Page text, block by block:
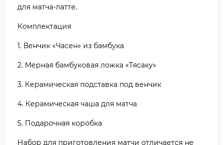
для матча-латте.
Комплектация
1. Венчик «Часен» из бамбука
2. Мерная бамбуковая ложка «Тясаку»
3. Керамическая подставка под венчик
4. Керамическая чаша для матча
5. Подарочная коробка
Набор для приготовления матчи отличается не